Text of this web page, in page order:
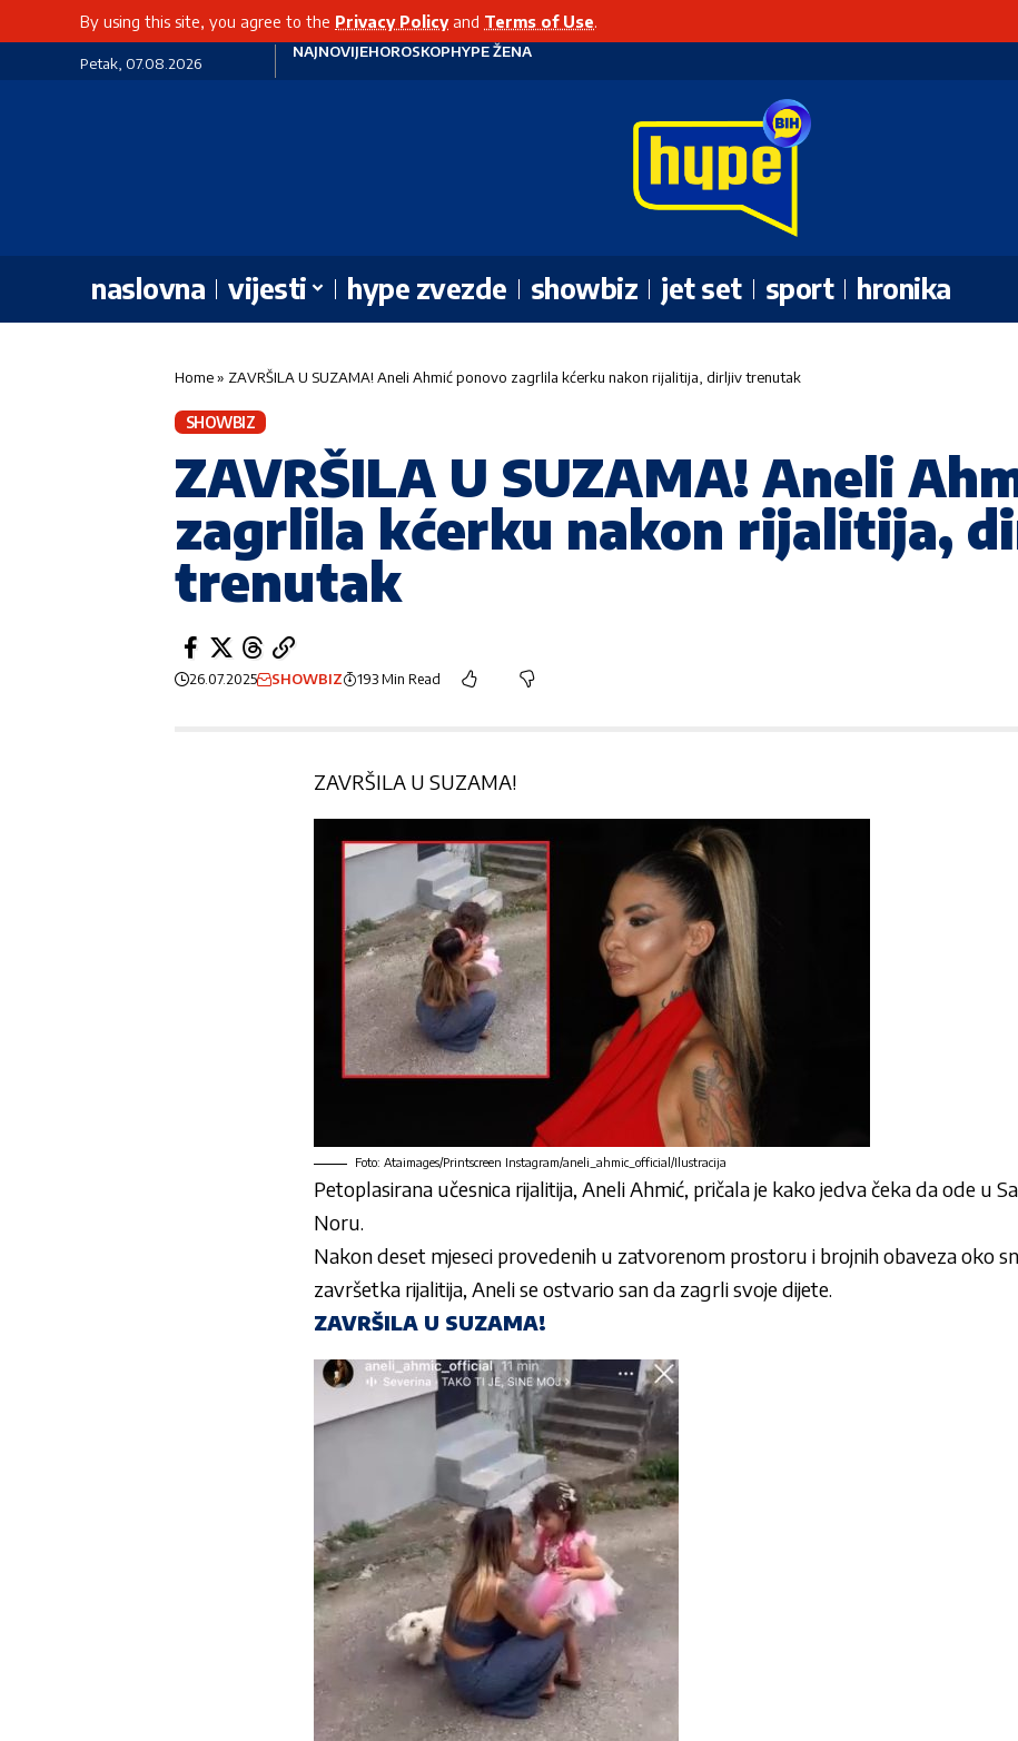
By using this site, you agree to the Privacy Policyand Terms of Use.
Petak, 07.08.2026
NAJNOVIJEHOROSKOPHYPE ŽENA
naslovna vijesti hype zvezde showbiz jet set sport hronika
Home» ZAVRŠILA U SUZAMA! Aneli Ahmić ponovo zagrlila kćerku nakon rijalitija, dirljiv trenutak
SHOWBIZ
ZAVRŠILA U SUZAMA! Aneli
zagrlila kćerku nakon rijalitija,
trenutak
26.07.2025 SHOWBIZ 193 Min Read
ZAVRŠILA U SUZAMA!
Foto: Ataimages/Printscreen Instagram/aneli_ahmic_official/Ilustracija
Petoplasirana učesnica rijalitija, AneliAhmić, pričala je kako jedva čeka da ode u
Noru.
Nakon deset mjeseci provedenih u zatvorenom prostoru i brojnih obaveza oko
završetka rijalitija, Aneli se ostvario san da zagrli svojedijete.
ZAVRŠILA U SUZAMA!